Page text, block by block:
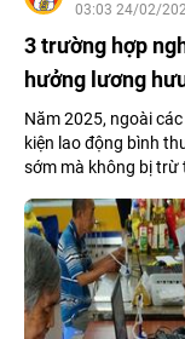
03:03 24/02/
3 trường hợp
hưởng lương
Năm 2025, ngoài
kiện lao động bình
sớm mà không bị trừ